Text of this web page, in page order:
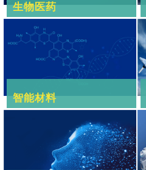
生物医药
智能材料